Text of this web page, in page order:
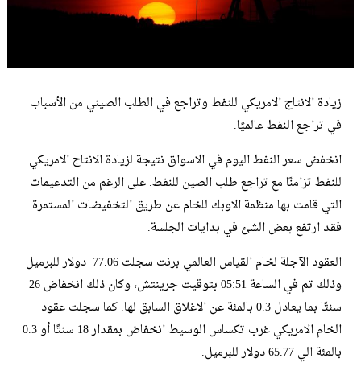
زيادة الانتاج الامريكي للنفط وتراجع في الطلب الصيني من الأسباب
في تراجع النفط عالميًا.
انخفض سعر النفط اليوم في الاسواق نتيجة لزيادة الانتاج الامريكي
للنفط تزامنًا مع تراجع طلب الصين للنفط. على الرغم من التدعيمات
التي قامت بها منظمة الاوبك للخام عن طريق التخفيضات المستمرة
فقد ارتفع بعض الشئ في بدايات الجلسة.
العقود الآجلة لخام القياس العالمي برنت سجلت 77.06 دولار للبرميل
وذلك تم في الساعة 05:51 بتوقيت جرينتش، وكان ذلك انخفاض 26
سنتًا بما يعادل 0.3 بالمئة عن الاغلاق السابق لها. كما سجلت عقود
الخام الامريكي غرب تكساس الوسيط انخفاض بمقدار 18 سنتًا أو 0.3
بالمئة الي 65.77 دولار للبرميل.